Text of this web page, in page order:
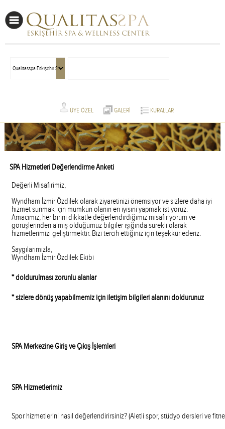
ÜYE ÖZEL GALERİ KURALLAR
SPA Hizmetleri Değerlendirme Anketi
Değerli Misafirimiz,
Wyndham İzmir Özdilek olarak ziyaretinizi önemsiyor ve sizlere daha iyi
hizmet sunmak için mümkün olanın en iyisini yapmak istiyoruz.
Amacımız, her birini dikkatle değerlendirdiğimiz misafir yorum ve
görüşlerinden almış olduğumuz bilgiler ışığında sürekli olarak
hizmetlerimizi geliştirmektir. Bizi tercih ettiğiniz için teşekkür ederiz.
Saygılarımızla,
Wyndham İzmir Özdilek Ekibi
* doldurulması zorunlu alanlar
* sizlere dönüş yapabilmemiz için iletişim bilgileri alanını doldurunuz
SPA Merkezine Giriş ve Çıkış İşlemleri
SPA Hizmetlerimiz
Spor hizmetlerini nasıl değerlendirirsiniz? (Aletli spor, stüdyo dersleri ve